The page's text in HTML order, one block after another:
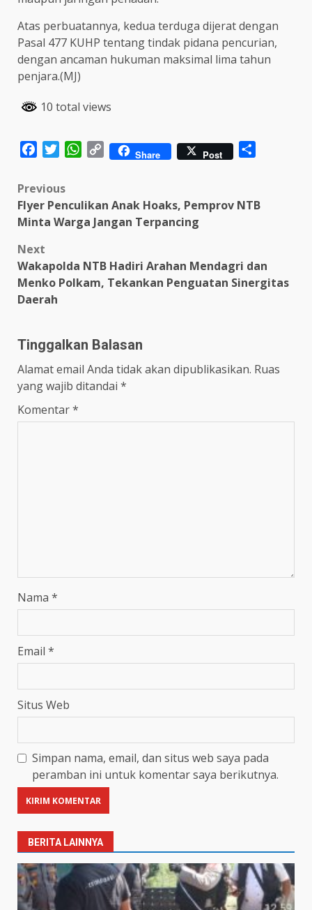
Atas perbuatannya, kedua terduga dijerat dengan
Pasal 477 KUHP tentang tindak pidana pencurian,
dengan ancaman hukuman maksimal lima tahun
penjara.(MJ)
10 total views
FacebookTwitterWhatsApp
Copy Share Post
Post
navigation
Previous
Flyer Penculikan Anak Hoaks, Pemprov NTB
Minta Warga Jangan Terpancing
Next
Wakapolda NTB Hadiri Arahan Mendagri dan
Menko Polkam, Tekankan Penguatan Sinergitas
Daerah
Tinggalkan Balasan
Alamat email Anda tidak akan dipublikasikan. Ruas
yang wajib ditandai *
Komentar*
Nama *
Email *
Situs Web
Simpan nama, email, dan situs web saya pada
peramban ini untuk komentar saya berikutnya.
BERITA LAINNYA